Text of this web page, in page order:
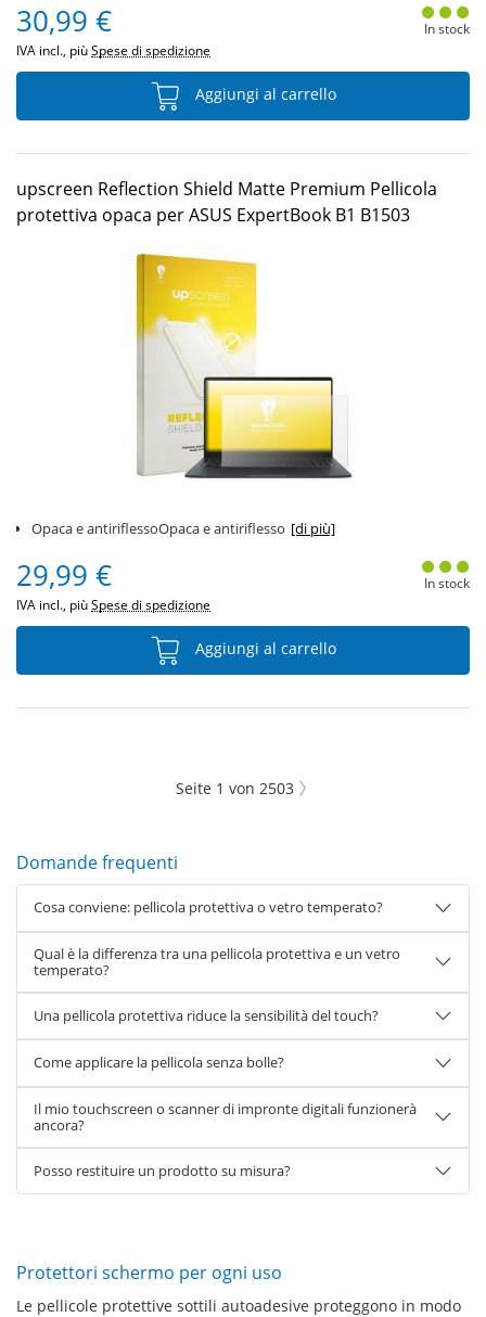
30,99 €
IVA incl., piùSpese di spedizione
In stock
Aggiungi al carrello
upscreen Reflection Shield Matte Premium Pellicola
protettiva opaca per ASUS ExpertBook B1 B1503
Opaca e antiriflessoOpaca e antiriflesso [di più]
29,99 €
IVA incl., piùSpese di spedizione
In stock
Aggiungi al carrello
Seite 1 von 2503
Domande frequenti
Cosa conviene: pellicola protettiva o vetro temperato?
Qual è la differenza tra una pellicola protettiva e un vetro
temperato?
Una pellicola protettiva riduce la sensibilità del touch?
Come applicare la pellicola senza bolle?
Il mio touchscreen o scanner di impronte digitali funzionerà
ancora?
Posso restituire un prodotto su misura?
Protettori schermo per ogni uso
Le pellicole protettive sottili autoadesive proteggono in modo